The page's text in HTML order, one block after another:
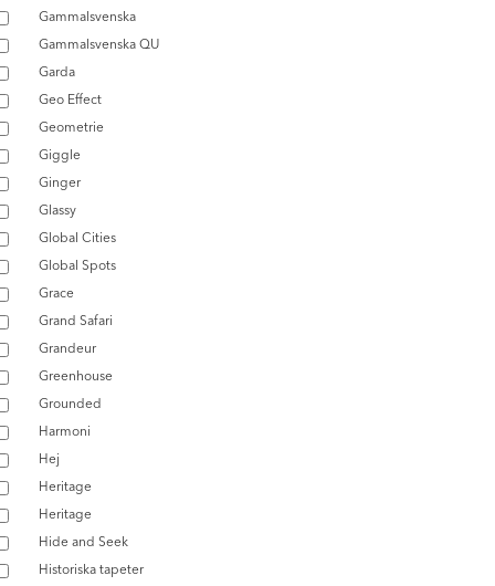
Gammalsvenska
Gammalsvenska QU
Garda
Geo Effect
Geometrie
Giggle
Ginger
Glassy
Global Cities
Global Spots
Grace
Grand Safari
Grandeur
Greenhouse
Grounded
Harmoni
Hej
Heritage
Heritage
Hide and Seek
Historiska tapeter